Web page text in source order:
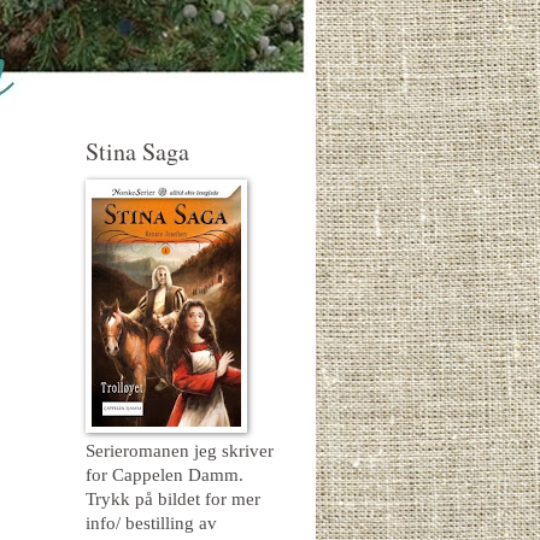
Stina Saga
Serieromanen jeg skriver
for Cappelen Damm.
Trykk på bildet for mer
info/ bestilling av